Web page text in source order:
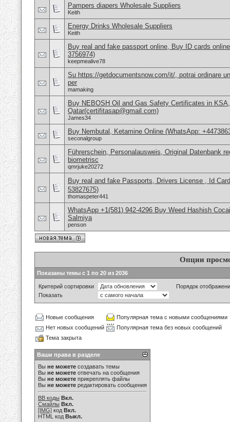
Pampers diapers Wholesale Suppliers
Keith
Energy Drinks Wholesale Suppliers
Keith
Buy real and fake passport online, Buy ID cards
3756974)
keepmealive78
Su https://getdocumentsnow.com/it/, potrai ordinare
per
mamaking
Buy NEBOSH Oil and Gas Safety Certificates in
Qatar(certifitasap@gmail.com)
James34
Buy Nembutal, Ketamine Online (WhatsApp:
seconalgroup
Führerschein, Personalausweis, Original Datenbank
biometrisc
qmrjuke20272
Buy real and fake Passports, Drivers License , Id
53827675)
thomaspeter441
WhatsApp +1(581) 942-4296 Buy Weed Hashish
Salmiya
penson
Опции
Показаны темы с 1 по 20 из 2036
Критерий сортировки
Порядок
Показать
Новые сообщения
Популярная тема с новыми сообщениями
Нет новых сообщений
Популярная тема без новых сообщений
Тема закрыта
Ваши права в разделе
Вы не можете создавать темы
Вы не можете отвечать на сообщения
Вы не можете прикреплять файлы
Вы не можете редактировать сообщения
BB коды Вкл.
Смайлы Вкл.
[IMG] код Вкл.
HTML код Выкл.